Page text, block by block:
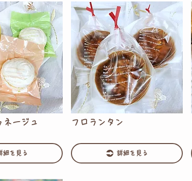
ネージュ
細を見る
フロランタン
詳細を見る